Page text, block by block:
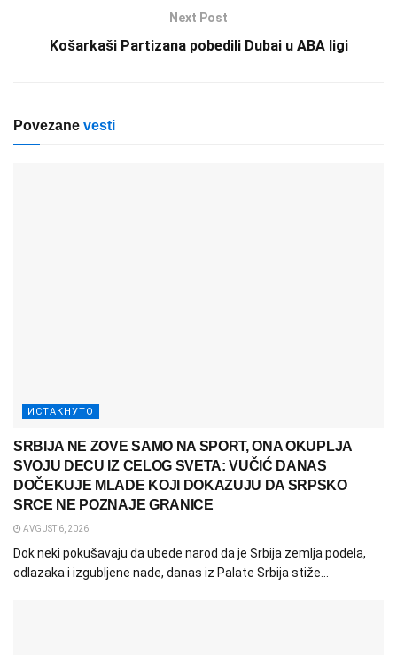
Next Post
Košarkaši Partizana pobedili Dubai u ABA ligi
Povezane vesti
ИСТАКНУТО
SRBIJA NE ZOVE SAMO NA SPORT, ONA OKUPLJA
SVOJU DECU IZ CELOG SVETA: VUČIĆ DANAS
DOČEKUJE MLADE KOJI DOKAZUJU DA SRPSKO
SRCE NE POZNAJE GRANICE
AVGUST 6, 2026
Dok neki pokušavaju da ubede narod da je Srbija zemlja podela,
odlazaka i izgubljene nade, danas iz Palate Srbija stiže...